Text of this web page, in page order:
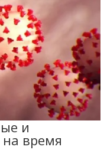
и
время